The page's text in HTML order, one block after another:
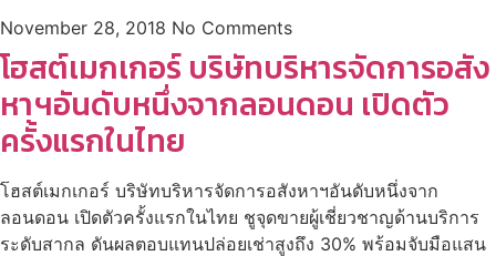
November 28, 2018 No Comments
โฮสต์เมกเกอร์ บริษัทบริหารจัดการอสัง
หาฯอันดับหนึ่งจากลอนดอน เปิดตัว
ครั้งแรกในไทย
โฮสต์เมกเกอร์ บริษัทบริหารจัดการอสังหาฯอันดับหนึ่งจาก
ลอนดอน เปิดตัวครั้งแรกในไทย ชูจุดขายผู้เชี่ยวชาญด้านบริการ
ระดับสากล ดันผลตอบแทนปล่อยเช่าสูงถึง 30% พร้อมจับมือแสน